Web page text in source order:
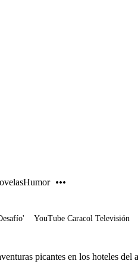
Humor
YouTube Caracol Televisión
picantes en los hoteles del